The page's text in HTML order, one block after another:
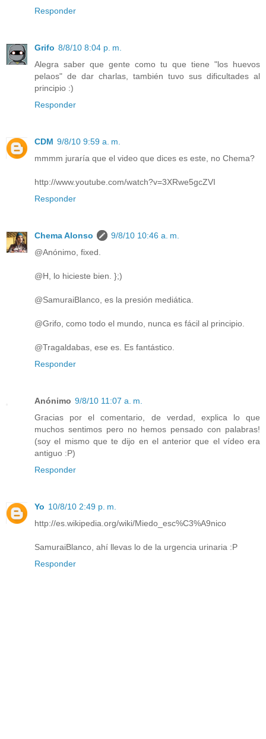
Responder
Grifo 8/8/10 8:04 p. m.
Alegra saber que gente como tu que tiene "los huevos
pelaos" de dar charlas, también tuvo sus dificultades al
principio :)
Responder
CDM 9/8/10 9:59 a. m.
mmmm juraría que el video que dices es este, no Chema?
http://www.youtube.com/watch?v=3XRwe5gcZVI
Responder
Chema Alonso
9/8/10 10:46 a. m.
@Anónimo, fixed.
@H, lo hicieste bien. };)
@SamuraiBlanco, es la presión mediática.
@Grifo, como todo el mundo, nunca es fácil al principio.
@Tragaldabas, ese es. Es fantástico.
Responder
Anónimo 9/8/10 11:07 a. m.
Gracias por el comentario, de verdad, explica lo que
muchos sentimos pero no hemos pensado con palabras!
(soy el mismo que te dijo en el anterior que el vídeo era
antiguo :P)
Responder
Yo 10/8/10 2:49 p. m.
http://es.wikipedia.org/wiki/Miedo_esc%C3%A9nico
SamuraiBlanco, ahí llevas lo de la urgencia urinaria :P
Responder